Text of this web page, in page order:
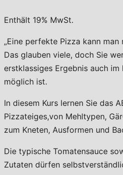
Enthält 19% MwSt.
„Eine perfekte Pizza kann man
Das glauben viele, doch Sie
erstklassiges Ergebnis auch
möglich ist.
In diesem Kurs lernen Sie das
Pizzateiges,von Mehltypen,
zum Kneten, Ausformen und
Die typische Tomatensauce
Zutaten dürfen